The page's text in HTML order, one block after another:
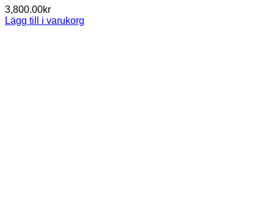
3,800.00kr
Lägg till i varukorg